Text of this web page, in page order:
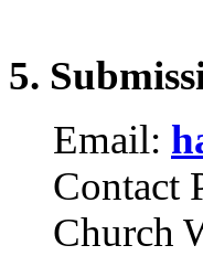
5.
Email:
Contact
Church